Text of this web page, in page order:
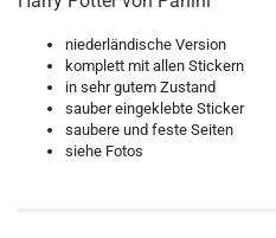
niederländische Version
komplett mit allen Stickern
in sehr gutem Zustand
sauber eingeklebte Sticker
saubere und feste Seiten
siehe Fotos